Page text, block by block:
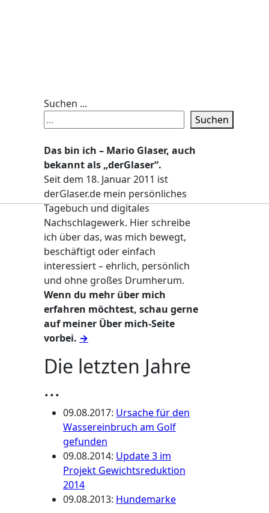
Suchen ...
Suchen
Das bin ich – Mario Glaser, auch
bekannt als „derGlaser“.
Seit dem 18. Januar 2011 ist
derGlaser.de mein persönliches
Tagebuch und digitales
Nachschlagewerk. Hier schreibe
ich über das, was mich bewegt,
beschäftigt oder einfach
interessiert – ehrlich, persönlich
und ohne großes Drumherum.
Wenn du mehr über mich
erfahren möchtest, schau gerne
auf meiner Über mich-Seite
vorbei. →
Die letzten Jahre
...
09.08.2017: Ursache für den
Wassereinbruch am Golf
gefunden
09.08.2014: Update 3 im
Projekt Gewichtsreduktion
2014
09.08.2013: Hundemarke